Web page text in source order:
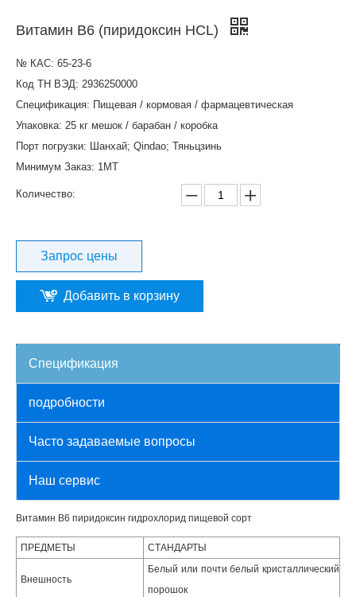
Витамин B6 (пиридоксин HCL)
№ КАС: 65-23-6
Код ТН ВЭД: 2936250000
Спецификация: Пищевая / кормовая / фармацевтическая
Упаковка: 25 кг мешок / барабан / коробка
Порт погрузки: Шанхай; Qindao; Тяньцзинь
Минимум Заказ: 1MT
Количество:
Запрос цены
Добавить в корзину
Спецификация
подробности
Часто задаваемые вопросы
Наш сервис
Витамин B6 пиридоксин гидрохлорид пищевой сорт
ПРЕДМЕТЫ СТАНДАРТЫ
Внешность
Белый или почти белый кристаллический
порошок